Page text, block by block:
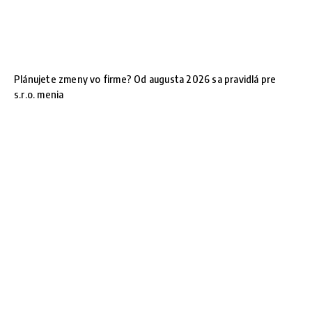
Plánujete zmeny vo firme? Od augusta 2026 sa pravidlá pre
s.r.o. menia